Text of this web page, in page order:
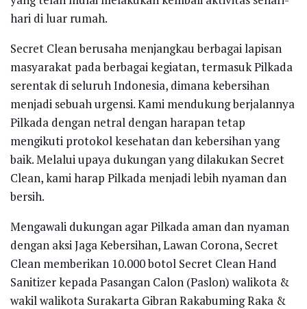
hari di luar rumah.
Secret Clean berusaha menjangkau berbagai lapisan
masyarakat pada berbagai kegiatan, termasuk Pilkada
serentak di seluruh Indonesia, dimana kebersihan
menjadi sebuah urgensi. Kami mendukung berjalannya
Pilkada dengan netral dengan harapan tetap
mengikuti protokol kesehatan dan kebersihan yang
baik. Melalui upaya dukungan yang dilakukan Secret
Clean, kami harap Pilkada menjadi lebih nyaman dan
bersih.
Mengawali dukungan agar Pilkada aman dan nyaman
dengan aksi Jaga Kebersihan, Lawan Corona, Secret
Clean memberikan 10.000 botol Secret Clean Hand
Sanitizer kepada Pasangan Calon (Paslon) walikota &
wakil walikota Surakarta Gibran Rakabuming Raka &